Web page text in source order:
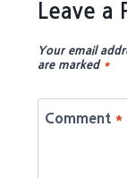
Leave a
Your email
are marked *
Comment *